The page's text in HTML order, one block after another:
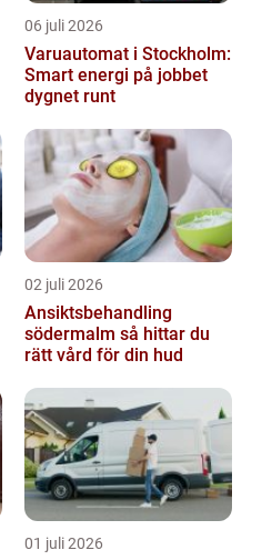
06 juli 2026
Varuautomat i Stockholm:
Smart energi på jobbet
dygnet runt
02 juli 2026
Ansiktsbehandling
södermalm så hittar du
rätt vård för din hud
01 juli 2026